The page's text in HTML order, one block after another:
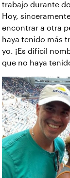
trabajo durante
Hoy,
encontrar a otra
haya tenido más
yo. ¡Es difícil
que no haya